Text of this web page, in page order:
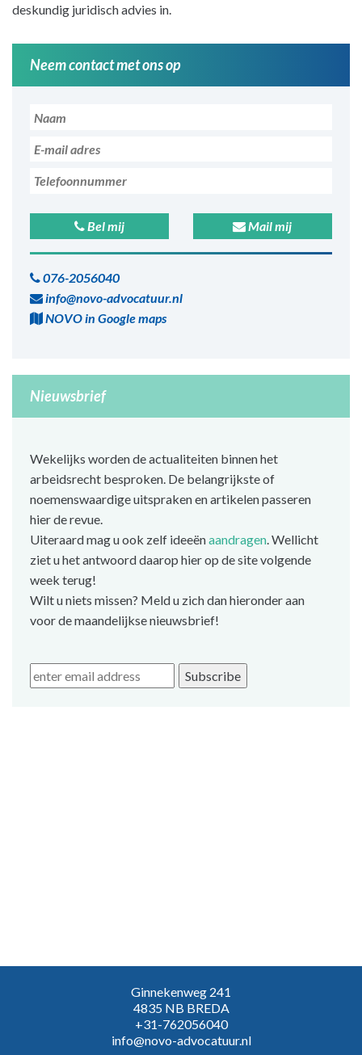
deskundig juridisch advies in.
Neem contact met ons op
Bel mij Mail mij
076-2056040
info@novo-advocatuur.nl
NOVO in Google maps
Nieuwsbrief
Wekelijks worden de actualiteiten binnen het
arbeidsrecht besproken. De belangrijkste of
noemenswaardige uitspraken en artikelen passeren
hier de revue.
Uiteraard mag u ook zelf ideeënaandragen. Wellicht
ziet u het antwoord daarop hier op de site volgende
week terug!
Wilt u niets missen? Meld u zich dan hieronder aan
voor de maandelijkse nieuwsbrief!
Ginnekenweg 241
4835 NB BREDA
+31-762056040
info@novo-advocatuur.nl